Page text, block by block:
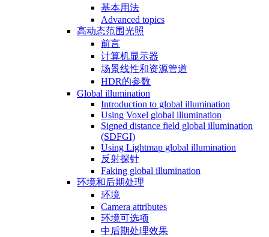
基本用法
Advanced topics
高动态范围光照
前言
计算机显示器
场景线性和资源管道
HDR的参数
Global illumination
Introduction to global illumination
Using Voxel global illumination
Signed distance field global illumination
(SDFGI)
Using Lightmap global illumination
反射探针
Faking global illumination
环境和后期处理
环境
Camera attributes
环境可选项
中后期处理效果